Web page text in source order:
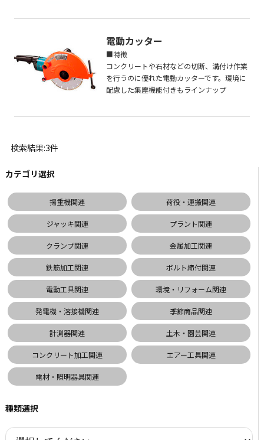
カテゴリ選択
揚重機関連 荷役・運搬関連
ジャッキ関連 プラント関連
クランプ関連 金属加工関連
鉄筋加工関連 ボルト締付関連
電動工具関連 環境・リフォーム関連
発電機・溶接機関連 季節商品関連
計測器関連 土木・園芸関連
コンクリート加工関連 エアー工具関連
電材・照明器具関連
種類選択
電動カッター
■特徴
コンクリートや石材などの切断、溝付け作業
を行うのに優れた電動カッターです。環境に
配慮した集塵機能付きもラインナップ
検索結果:3件